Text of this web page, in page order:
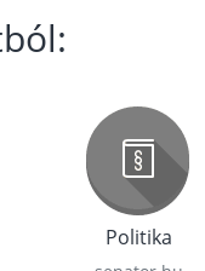
Politika